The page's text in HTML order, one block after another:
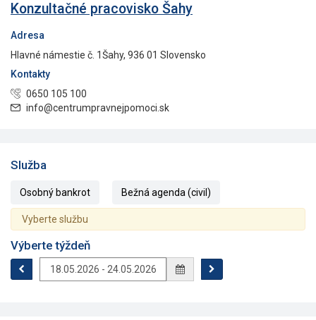
Konzultačné pracovisko Šahy
Adresa
Hlavné námestie č. 1Šahy, 936 01 Slovensko
Kontakty
0650 105 100
info@centrumpravnejpomoci.sk
Služba
Osobný bankrot Bežná agenda (civil)
Vyberte službu
Výberte týždeň